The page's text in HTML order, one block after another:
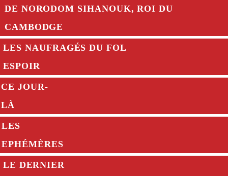
DE NORODOM SIHANOUK, ROI DU
CAMBODGE
LES NAUFRAGÉS DU FOL
ESPOIR
CE JOUR-
LÀ
LES
EPHÉMÈRES
LE DERNIER